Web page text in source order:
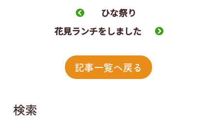
ひな祭り
花見ランチをしました
記事一覧へ戻る
検索